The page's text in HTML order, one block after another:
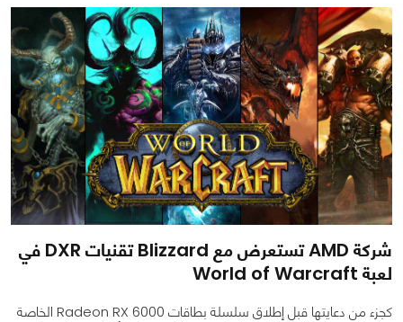
شركة AMD تستعرض مع Blizzard تقنيات DXR في
لعبة World of Warcraft
كجزء من دعايتها قبل إطلاق سلسلة بطاقات Radeon RX 6000 الخاصة